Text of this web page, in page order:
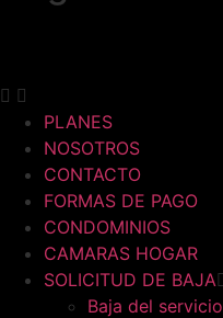
PLANES
NOSOTROS
CONTACTO
FORMAS DE PAGO
CONDOMINIOS
CAMARAS HOGAR
SOLICITUD DE BAJA
Baja del servicio